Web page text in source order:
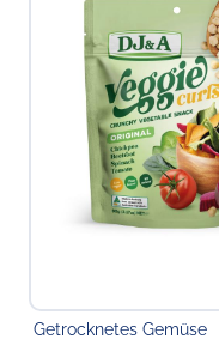
Getrocknetes Gemüse